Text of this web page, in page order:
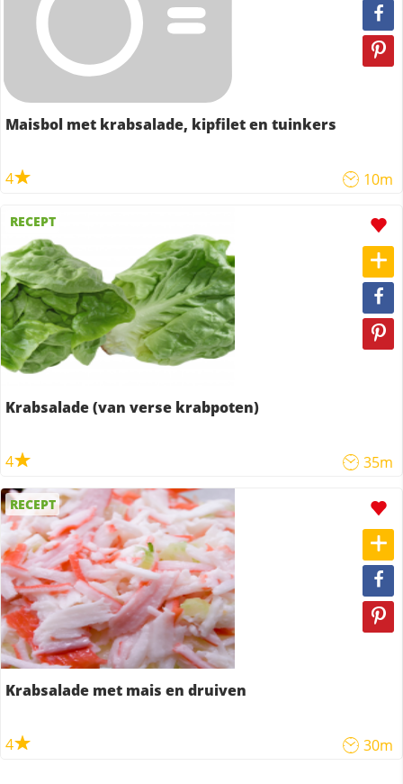
Maisbol met krabsalade, kipfilet en tuinkers
4 10m
RECEPT
Krabsalade (van verse krabpoten)
4 35m
RECEPT
Krabsalade met mais en druiven
4 30m